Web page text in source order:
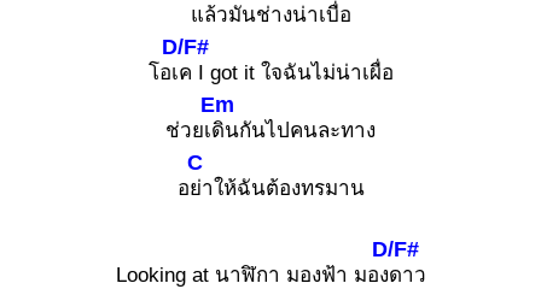
แล้วมันช่างน่าเบื่อ
โอเ
D/F#
ค I got it ใจฉันไม่น่าเผื่อ
ช่วยเ
Em
ดินกันไปคนละทาง
อ
C
ย่าให้ฉันต้องทรมาน
Looking at นาฬิกา มองฟ้า มอง
D/F#
ดาว